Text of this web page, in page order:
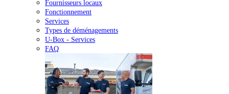
Fournisseurs locaux
Fonctionnement
Services
Types de déménagements
U-Box - Services
FAQ